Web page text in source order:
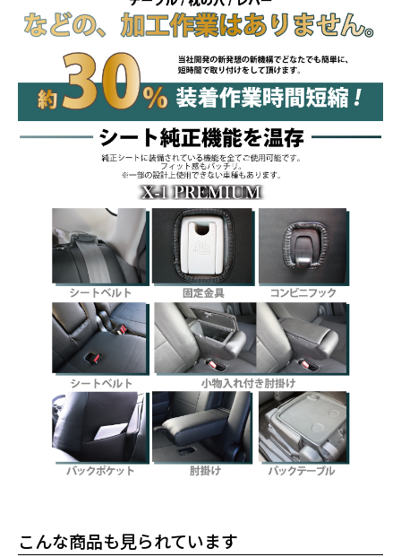
こんな商品も見られています